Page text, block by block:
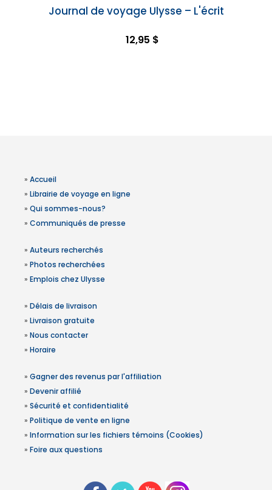
Journal de voyage Ulysse – L'écrit
12,95 $
» Accueil
» Librairie de voyage en ligne
» Qui sommes-nous?
» Communiqués de presse
» Auteurs recherchés
» Photos recherchées
» Emplois chez Ulysse
» Délais de livraison
» Livraison gratuite
» Nous contacter
» Horaire
» Gagner des revenus par l'affiliation
» Devenir affilié
» Sécurité et confidentialité
» Politique de vente en ligne
» Information sur les fichiers témoins (Cookies)
» Foire aux questions